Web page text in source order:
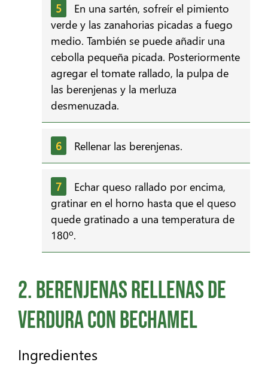
En una sartén, sofreír el pimiento
verde y las zanahorias picadas a fuego
medio. También se puede añadir una
cebolla pequeña picada. Posteriormente
agregar el tomate rallado, la pulpa de
las berenjenas y la merluza
desmenuzada.
Rellenar las berenjenas.
Echar queso rallado por encima,
gratinar en el horno hasta que el queso
quede gratinado a una temperatura de
180º.
2. Berenjenas rellenas de
verdura con bechamel
Ingredientes